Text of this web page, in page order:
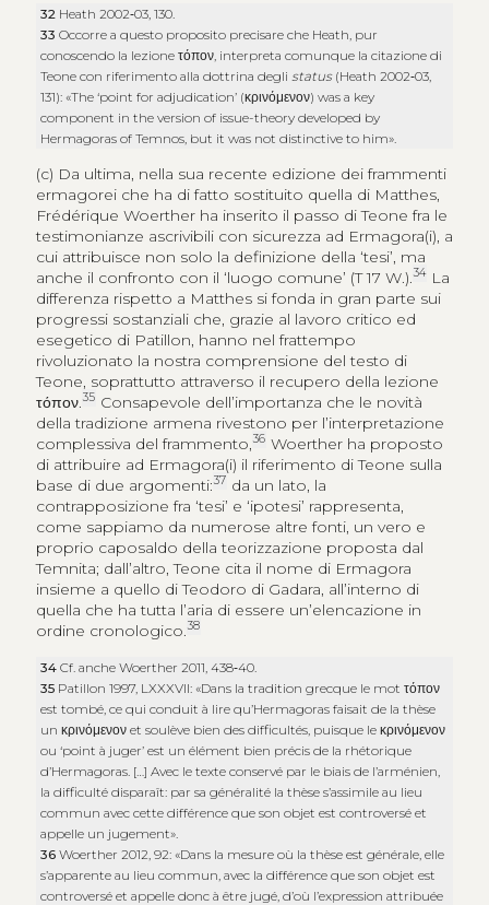
32 Heath 2002‑03, 130.
33Occorre a questo proposito precisare che Heath, pur
conoscendo la lezioneτόπον , interpreta comunque la citazione di
Teone con riferimento alla dottrina degli status(Heath 2002‑03,
131): «The ‘point for adjudication’ (κρινόμενον) was a key
component in the version of issue-theory developed by
Hermagoras of Temnos, but it was not distinctive to him».
(c) Da ultima, nella sua recente edizione dei frammenti
ermagorei che ha di fatto sostituito quella di Matthes,
Frédérique Woerther ha inserito il passo di Teone fra le
testimonianze ascrivibili con sicurezza ad Ermagora(i), a
cui attribuisce non solo la definizione della ‘tesi’, ma
anche il confronto con il ‘luogo comune’ (T 17 W.).34La
differenza rispetto a Matthes si fonda in gran parte sui
progressi sostanziali che, grazie al lavoro critico ed
esegetico di Patillon, hanno nel frattempo
rivoluzionato la nostra comprensione del testo di
Teone, soprattutto attraverso il recupero della lezione
τόπον.35 Consapevole dell’importanza che le novità
della tradizione armena rivestono per l’interpretazione
complessiva del frammento,36 Woerther ha proposto
di attribuire ad Ermagora(i) il riferimento di Teone sulla
base di due argomenti:37 da un lato, la
contrapposizione fra ‘tesi’ e ‘ipotesi’ rappresenta,
come sappiamo da numerose altre fonti, un vero e
proprio caposaldo della teorizzazione proposta dal
Temnita; dall’altro, Teone cita il nome di Ermagora
insieme a quello di Teodoro di Gadara, all’interno di
quella che ha tutta l’aria di essere un’elencazione in
ordine cronologico.38
34Cf. anche Woerther 2011, 438‑40.
35 Patillon 1997, LXXXVII: «Dans la tradition grecque le mot τόπον
est tombé, ce qui conduit à lire qu’Hermagoras faisait de la thèse
unκρινόμενον et soulève bien des difficultés, puisque leκρινόμενον
ou ‘point à juger’ est un élément bien précis de la rhétorique
d’Hermagoras. […] Avec le texte conservé par le biais de l’arménien,
la difficulté disparaît: par sa généralité la thèse s’assimile au lieu
commun avec cette différence que son objet est controversé et
appelle un jugement».
36Woerther 2012, 92: «Dans la mesure où la thèse est générale, elle
s’apparente au lieu commun, avec la différence que son objet est
controversé et appelle donc à être jugé, d’où l’expression attribuée